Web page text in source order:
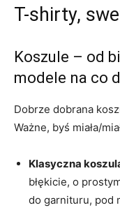
T-shirty,
Koszule – od
modele na co
Dobrze dobrana
Ważne, byś miała/
Klasyczna
błękicie, o
do garnituru, pod